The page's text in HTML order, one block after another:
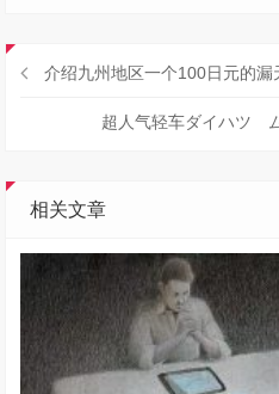
介绍九州地区一个100日元的漏
超人气轻车ダイハツ
相关文章